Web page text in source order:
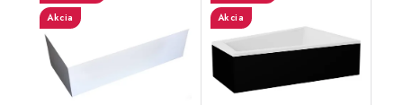
Akcia
Akcia